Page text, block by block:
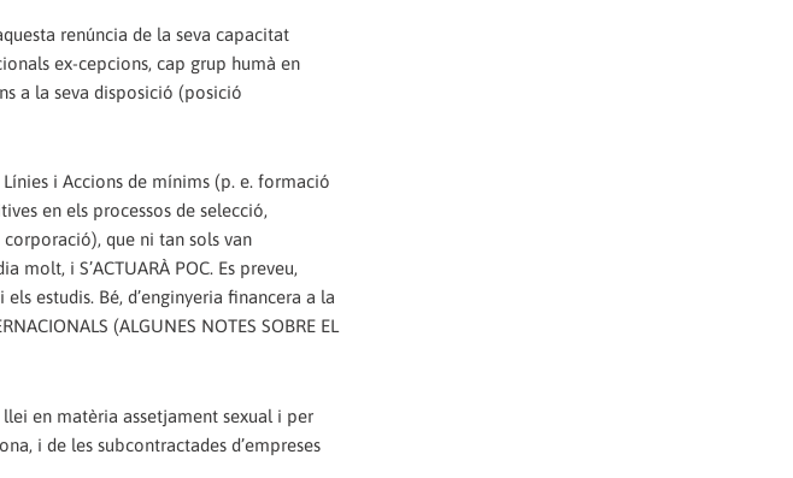
renúncia de la seva capacitat
ex-cepcions, cap grup humà en
a la seva disposició (posició
i Accions de mínims (p. e. formació
en els processos de selecció,
que ni tan sols van
molt, i S’ACTUARÀ POC. Es preveu,
estudis. Bé, d’enginyeria financera a la
(ALGUNES NOTES SOBRE EL
en matèria assetjament sexual i per
i de les subcontractades d’empreses